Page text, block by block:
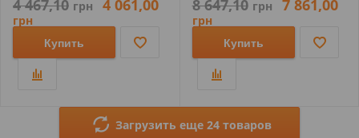
4 467,10 грн 4 061,00
грн
Купить
8 647,10 грн 7 861,00
грн
Купить
Загрузить еще 24 товаров